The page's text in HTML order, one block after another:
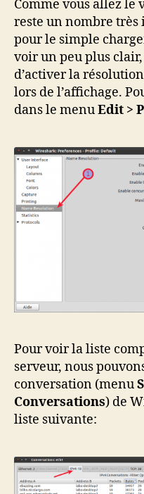
Comme vous allez le
reste un nombre
pour le simple
voir un peu plus
d’activer la
lors de l’affichage.
dans le menuEdit >
Pour voir la liste
serveur, nous
conversation (menu
Conversations) de
liste suivante: